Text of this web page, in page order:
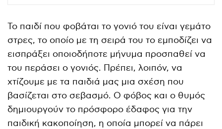
Το παιδί που φοβάται το γονιό του είναι γεμάτο
στρες, το οποίο με τη σειρά του το εμποδίζει να
εισπράξει οποιοδήποτε μήνυμα προσπαθεί να
του περάσει ο γονιός. Πρέπει, λοιπόν, να
χτίζουμε με τα παιδιά μας μια σχέση που
βασίζεται στο σεβασμό. Ο φόβος και ο θυμός
δημιουργούν το πρόσφορο έδαφος για την
παιδική κακοποίηση, η οποία μπορεί να πάρει